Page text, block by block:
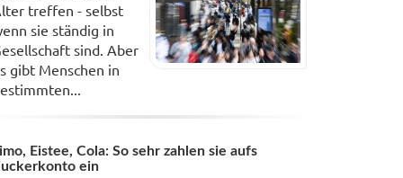
treffen - selbst
sie ständig in
sind. Aber
gibt Menschen in
Eistee, Cola: So sehr zahlen sie aufs
ein